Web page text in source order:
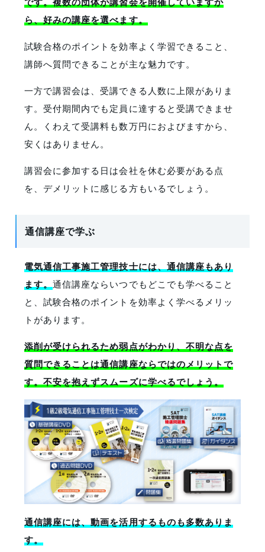
ら、好みの講座を選べます。
試験合格のポイントを効率よく学習できること、
講師へ質問できることが主な魅力です。
一方で講習会は、受講できる人数に上限がありま
す。受付期間内でも定員に達すると受講できませ
ん。くわえて受講料も数万円におよびますから、
安くはありません。
講習会に参加する日は会社を休む必要がある点
を、デメリットに感じる方もいるでしょう。
通信講座で学ぶ
電気通信工事施工管理技士には、通信講座もあり
ます。通信講座ならいつでもどこでも学べること
と、試験合格のポイントを効率よく学べるメリッ
トがあります。
添削が受けられるため弱点がわかり、不明な点を
質問できることは通信講座ならではのメリットで
す。不安を抱えずスムーズに学べるでしょう。
通信講座には、動画を活用するものも多数ありま
す。